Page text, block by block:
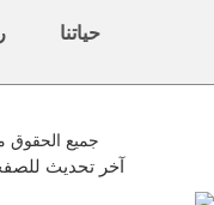
حياتنا
جميع الحقوق محفوظة
آخر تحديث للصفحة تم